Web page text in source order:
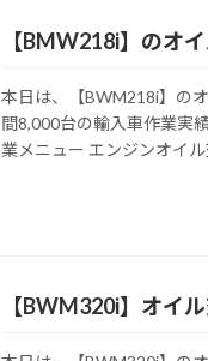
【BMW218i】のオ
本日は、【BWM218i】の
間8,000台の輸入車作業実
業メニュー エンジンオイ
【BWM320i】オイ